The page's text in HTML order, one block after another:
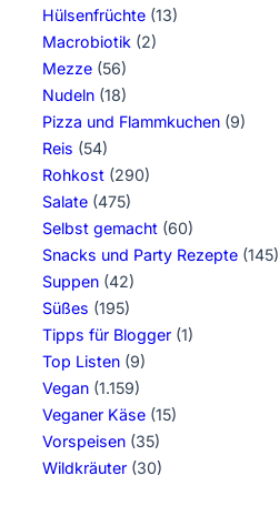
Hülsenfrüchte (13)
Macrobiotik (2)
Mezze (56)
Nudeln (18)
Pizza und Flammkuchen (9)
Reis (54)
Rohkost (290)
Salate (475)
Selbst gemacht (60)
Snacks und Party Rezepte (145)
Suppen (42)
Süßes (195)
Tipps für Blogger (1)
Top Listen (9)
Vegan (1.159)
Veganer Käse (15)
Vorspeisen (35)
Wildkräuter (30)